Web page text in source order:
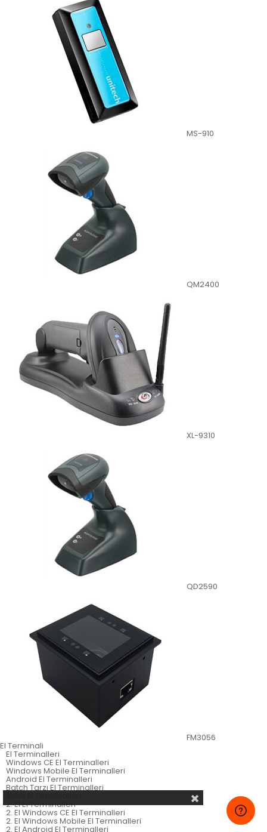
MS-910
QM2400
XL-9310
QD2590
FM3056
El Terminali
El Terminalleri
Windows CE El Terminalleri
Windows Mobile El Terminalleri
Android El Terminalleri
Batch Tarzı El Terminalleri
2. El El Terminalleri
2. El Windows CE El Terminalleri
2. El Windows Mobile El Terminalleri
2. El Android El Terminalleri